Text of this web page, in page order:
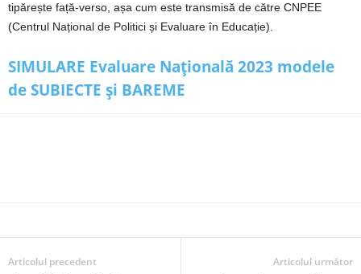
tipărește față-verso, așa cum este transmisă de către CNPEE
(Centrul Național de Politici și Evaluare în Educație).
SIMULARE Evaluare Națională 2023 modele
de SUBIECTE și BAREME
Articolul precedent Articolul următor